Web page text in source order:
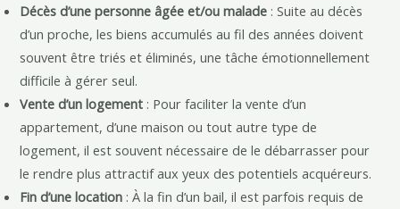
Décès d’une personne âgée et/ou malade: Suite au décès
d’un proche, les biens accumulés au fil des années doivent
souvent être triés et éliminés, une tâche émotionnellement
difficile à gérer seul.
Vente d’un logement: Pour faciliter la vente d’un
appartement, d’une maison ou tout autre type de
logement, il est souvent nécessaire de le débarrasser pour
le rendre plus attractif aux yeux des potentiels acquéreurs.
Fin d’une location: À la fin d’un bail, il est parfois requis de